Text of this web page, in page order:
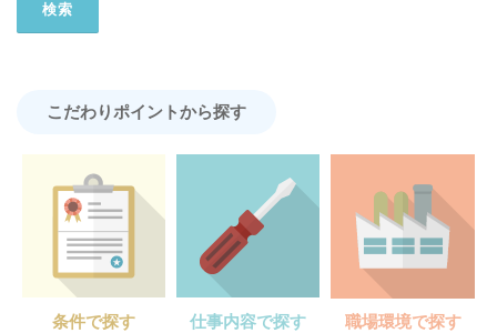
こだわりポイントから探す
条件で探す 仕事内容で探す 職場環境で探す